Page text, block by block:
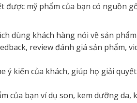
mỹ phẩm của bạn có nguồn
dùng khách hàng nói về sản
review đánh giá sản phẩm,
kiến của khách, giúp họ giải
của bạn ví dụ son, kem dưỡng da,